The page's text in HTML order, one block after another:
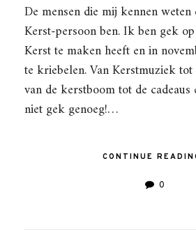
De mensen die mij kennen
Kerst-persoon ben. Ik ben gek
Kerst te maken heeft en in
te kriebelen. Van Kerstmuziek
van de kerstboom tot de
niet gek genoeg!…
CONTINUE
0